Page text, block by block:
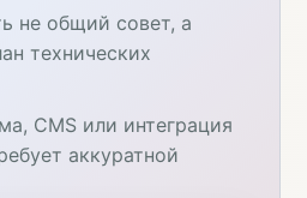
не общий совет, а
технических
CMS или интеграция
аккуратной